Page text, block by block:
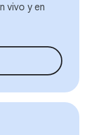
vivo y en